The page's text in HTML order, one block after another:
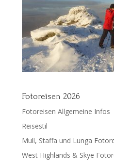
Fotoreisen 2026
Fotoreisen Allgemeine Infos
Reisestil
Mull, Staffa und Lunga
West Highlands & Skye